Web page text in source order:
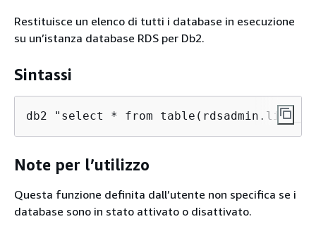
Restituisce un elenco di tutti i database in esecuzione
su un’istanza database RDS per Db2.
Sintassi
db2 "select * from
Note per l’utilizzo
Questa funzione definita dall’utente non specifica se i
database sono in stato attivato o disattivato.